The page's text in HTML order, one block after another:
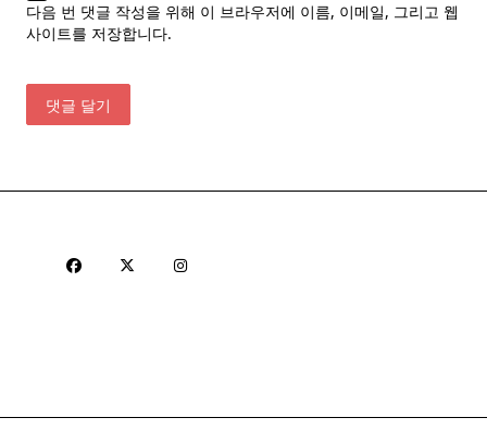
다음 번 댓글 작성을 위해 이 브라우저에 이름, 이메일, 그리고 웹
사이트를 저장합니다.